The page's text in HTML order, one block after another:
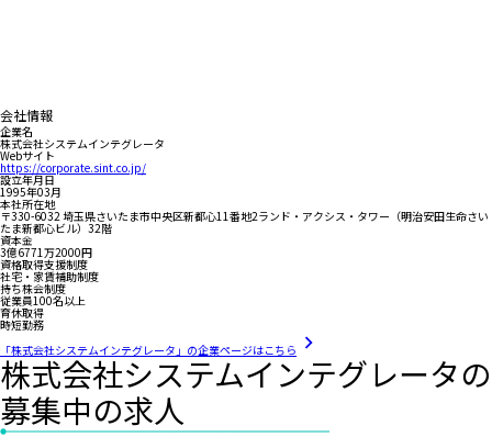
会社情報
企業名
株式会社システムインテグレータ
Webサイト
https://corporate.sint.co.jp/
設立年月日
1995年03月
本社所在地
〒330-6032 埼玉県さいたま市中央区新都心11番地2ランド・アクシス・タワー（明治安田生命さい
たま新都心ビル）32階
資本金
3億6771万2000円
資格取得支援制度
社宅・家賃補助制度
持ち株会制度
従業員100名以上
育休取得
時短勤務
「株式会社システムインテグレータ」の企業ページはこちら
株式会社システムインテグレータの
募集中の求人